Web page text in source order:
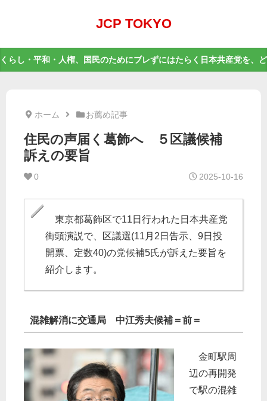
JCP TOKYO
くらし・平和・人権、国民のためにブレずにはたらく日本共産党を、
ホーム お薦め記事
住民の声届く葛飾へ ５区議候補
訴えの要旨
0 2025-10-16
東京都葛飾区で11日行われた日本共産党
街頭演説で、区議選(11月2日告示、9日投
開票、定数40)の党候補5氏が訴えた要旨を
紹介します。
混雑解消に交通局 中江秀夫候補＝前＝
金町駅周
辺の再開発
で駅の混雑